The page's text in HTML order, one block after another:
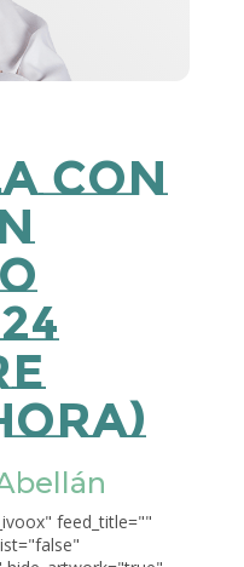
con
feed_title=""